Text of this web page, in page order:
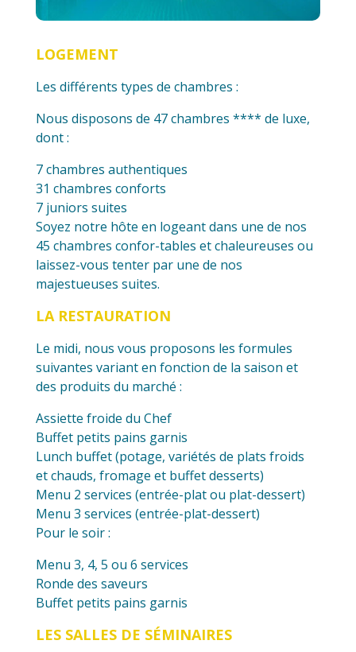
LOGEMENT
Les différents types de chambres :
Nous disposons de 47 chambres **** de luxe,
dont :
7 chambres authentiques
31 chambres conforts
7 juniors suites
Soyez notre hôte en logeant dans une de nos
45 chambres confor-tables et chaleureuses ou
laissez-vous tenter par une de nos
majestueuses suites.
LA RESTAURATION
Le midi, nous vous proposons les formules
suivantes variant en fonction de la saison et
des produits du marché :
Assiette froide du Chef
Buffet petits pains garnis
Lunch buffet (potage, variétés de plats froids
et chauds, fromage et buffet desserts)
Menu 2 services (entrée-plat ou plat-dessert)
Menu 3 services (entrée-plat-dessert)
Pour le soir :
Menu 3, 4, 5 ou 6 services
Ronde des saveurs
Buffet petits pains garnis
LES SALLES DE SÉMINAIRES